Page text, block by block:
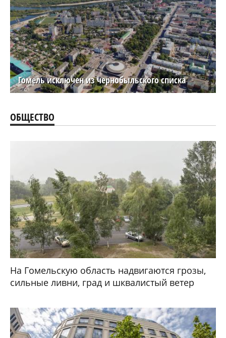
Гомель исключен из чернобыльского списка
ОБЩЕСТВО
На Гомельскую область надвигаются грозы,
сильные ливни, град и шквалистый ветер